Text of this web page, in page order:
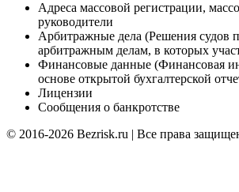
Адреса массовой регистрации,
руководители
Арбитражные дела (Решения судов
арбитражным делам, в которых
Финансовые данные (Финансовая
основе открытой бухгалтерской
Лицензии
Сообщения о банкротстве
© 2016-2026 Bezrisk.ru | Все права